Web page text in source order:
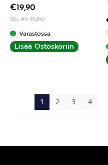
€19,90
(Sis. Alv 25,5%)
Varastossa
Lisää Ostoskoriin
1 2 3 4 …